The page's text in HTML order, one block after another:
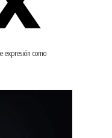
expresión como